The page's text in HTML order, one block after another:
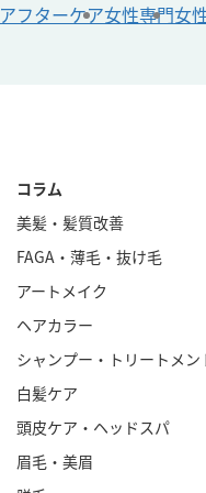
アフターケア女性専門女
コラム
美髪・髪質改善
FAGA・薄毛・抜け毛
アートメイク
ヘアカラー
シャンプー・トリートメン
白髪ケア
頭皮ケア・ヘッドスパ
眉毛・美眉